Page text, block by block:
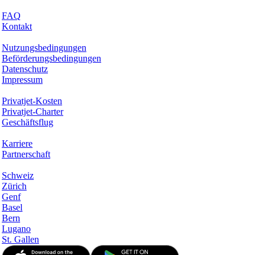
FAQ
Kontakt
Nutzungsbedingungen
Beförderungsbedingungen
Datenschutz
Impressum
Privatjet-Kosten
Privatjet-Charter
Geschäftsflug
Karriere
Partnerschaft
Schweiz
Zürich
Genf
Basel
Bern
Lugano
St. Gallen